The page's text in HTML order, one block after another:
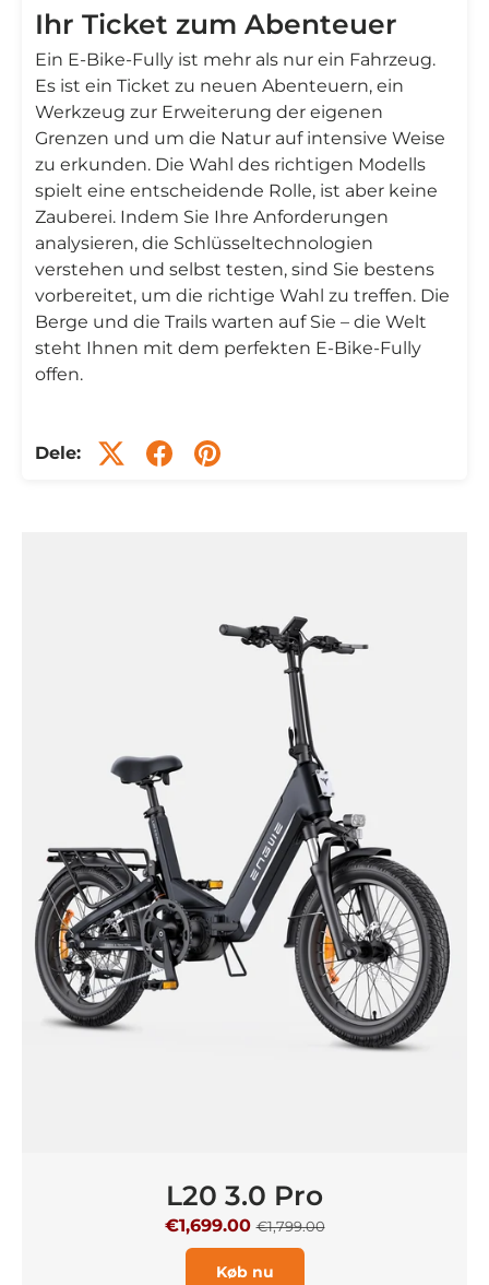
Ihr Ticket zum Abenteuer
Ein E-Bike-Fully ist mehr als nur ein Fahrzeug.
Es ist ein Ticket zu neuen Abenteuern, ein
Werkzeug zur Erweiterung der eigenen
Grenzen und um die Natur auf intensive Weise
zu erkunden. Die Wahl des richtigen Modells
spielt eine entscheidende Rolle, ist aber keine
Zauberei. Indem Sie Ihre Anforderungen
analysieren, die Schlüsseltechnologien
verstehen und selbst testen, sind Sie bestens
vorbereitet, um die richtige Wahl zu treffen. Die
Berge und die Trails warten auf Sie – die Welt
steht Ihnen mit dem perfekten E-Bike-Fully
offen.
Dele:
L20 3.0 Pro
€1,699.00€1,799.00
Køb nu